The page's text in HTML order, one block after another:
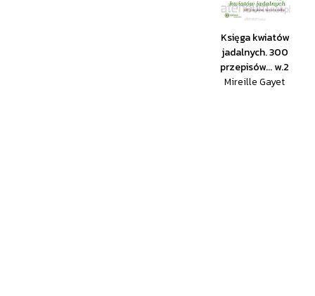
Księga kwiatów
jadalnych. 300
przepisów... w.2
Mireille Gayet